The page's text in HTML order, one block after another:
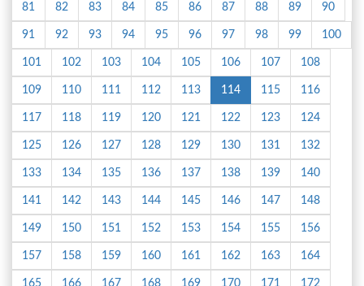
81 82 83 84 85 86 87 88 89 90
91 92 93 94 95 96 97 98 99 100
101 102 103 104 105 106 107 108
109 110 111 112 113 114 115 116
117 118 119 120 121 122 123 124
125 126 127 128 129 130 131 132
133 134 135 136 137 138 139 140
141 142 143 144 145 146 147 148
149 150 151 152 153 154 155 156
157 158 159 160 161 162 163 164